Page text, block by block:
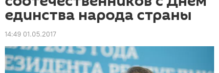
единства народа страны
14:49 01.05.2017